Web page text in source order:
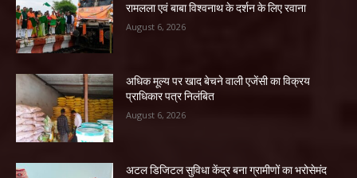
रामलला एवं बाबा विश्वनाथ के दर्शन के लिए रवाना
August 6, 2026
अधिक मूल्य पर खाद बेचने वाली एजेंसी का विक्रय
प्राधिकार पत्र निलंबित
August 6, 2026
अटल डिजिटल सुविधा केंद्र बना ग्रामीणों का भरोसेमंद